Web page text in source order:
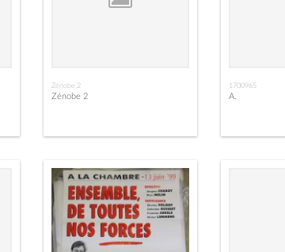
Zénobe 2
Zénobe 2
1700965
A.